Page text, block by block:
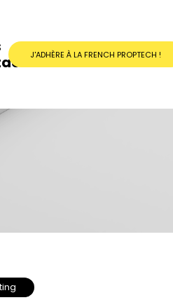
J'ADHÈRE À LA FRENCH PROPTECH !